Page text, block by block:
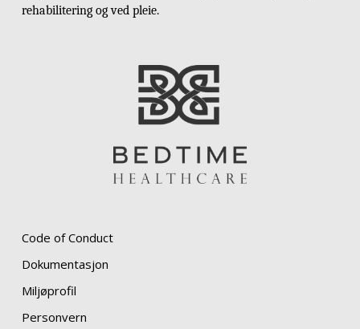
rehabilitering og ved pleie.
Code of Conduct
Dokumentasjon
Miljøprofil
Personvern